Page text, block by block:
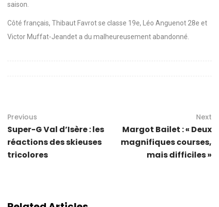
saison.
Côté français, Thibaut Favrot se classe 19e, Léo Anguenot 28e et
Victor Muffat-Jeandet a du malheureusement abandonné.
Previous
Super-G Val d’Isère : les
réactions des skieuses
tricolores
Next
Margot Bailet : « Deux
magnifiques courses,
mais difficiles »